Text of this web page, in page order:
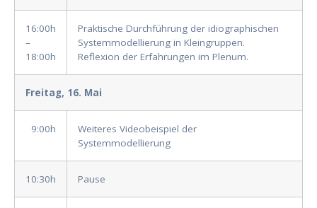
16:00h
–
18:00h
Praktische Durchführung der idiographischen
Systemmodellierung in Kleingruppen.
Reflexion der Erfahrungen im Plenum.
Freitag, 16. Mai
9:00h
Weiteres Videobeispiel der
Systemmodellierung
10:30h Pause